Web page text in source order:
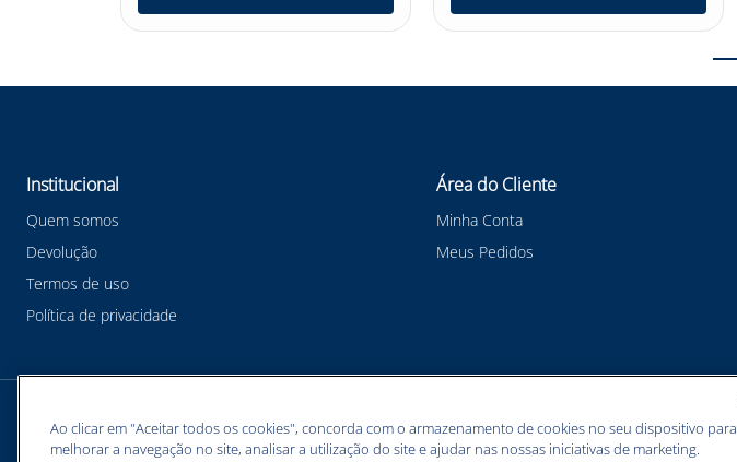
Institucional
Quem somos
Devolução
Termos de uso
Política de privacidade
Área do Cliente
Minha Conta
Meus Pedidos
Meios de pagamentos
Ao clicar em "Aceitar todos os cookies", concorda com o armazenamento de cookies no seu dispositivo para
melhorar a navegação no site, analisar a utilização do site e ajudar nas nossas iniciativas de marketing.